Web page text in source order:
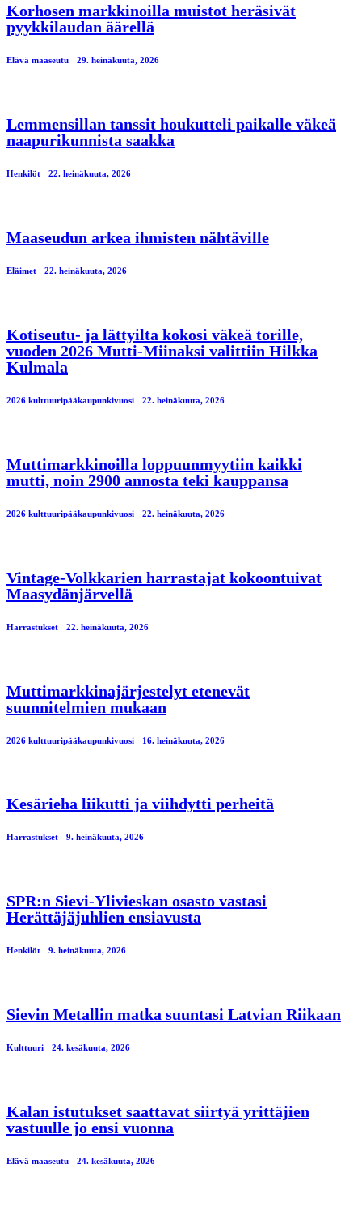
Korhosen markkinoilla muistot heräsivät
pyykkilaudan äärellä
Elävä maaseutu 29. heinäkuuta, 2026
Lemmensillan tanssit houkutteli paikalle väkeä
naapurikunnista saakka
Henkilöt 22. heinäkuuta, 2026
Maaseudun arkea ihmisten nähtäville
Eläimet 22. heinäkuuta, 2026
Kotiseutu- ja lättyilta kokosi väkeä torille,
vuoden 2026 Mutti-Miinaksi valittiin Hilkka
Kulmala
2026 kulttuuripääkaupunkivuosi 22. heinäkuuta, 2026
Muttimarkkinoilla loppuunmyytiin kaikki
mutti, noin 2900 annosta teki kauppansa
2026 kulttuuripääkaupunkivuosi 22. heinäkuuta, 2026
Vintage-Volkkarien harrastajat kokoontuivat
Maasydänjärvellä
Harrastukset 22. heinäkuuta, 2026
Muttimarkkinajärjestelyt etenevät
suunnitelmien mukaan
2026 kulttuuripääkaupunkivuosi 16. heinäkuuta, 2026
Kesärieha liikutti ja viihdytti perheitä
Harrastukset 9. heinäkuuta, 2026
SPR:n Sievi-Ylivieskan osasto vastasi
Herättäjäjuhlien ensiavusta
Henkilöt 9. heinäkuuta, 2026
Sievin Metallin matka suuntasi Latvian Riikaan
Kulttuuri 24. kesäkuuta, 2026
Kalan istutukset saattavat siirtyä yrittäjien
vastuulle jo ensi vuonna
Elävä maaseutu 24. kesäkuuta, 2026